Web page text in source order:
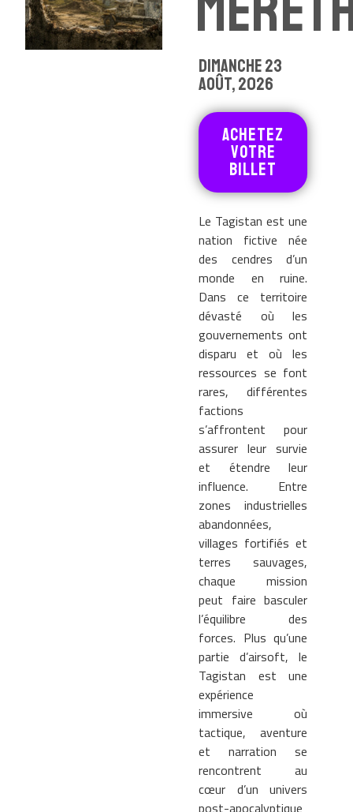
DIMANCHE 23
AOûT, 2026
achetez
votre
billet
Le Tagistan est une
nation fictive née
des cendres d’un
monde en ruine.
Dans ce territoire
dévasté où les
gouvernements ont
disparu et où les
ressources se font
rares, différentes
factions
s’affrontent pour
assurer leur survie
et étendre leur
influence. Entre
zones industrielles
abandonnées,
villages fortifiés et
terres sauvages,
chaque mission
peut faire basculer
l’équilibre des
forces. Plus qu’une
partie d’airsoft, le
Tagistan est une
expérience
immersive où
tactique, aventure
et narration se
rencontrent au
cœur d’un univers
post-apocalyptique